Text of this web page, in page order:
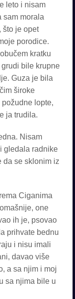
leto i nisam
sam morala
što je opet
porodice.
kratku
bile krupne
Guza je bila
široke
lopte,
ja trudila.
Nisam
gledala radnike
da se sklonim iz
Ciganima
one
ih je, psovao
prihvate bednu
i nisu imali
davao više
a sa njim i moj
sa njima bile u